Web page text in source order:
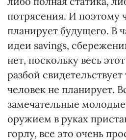
потрясения. И поэтому
планирует будущего. В
идеи savings,
нет, поскольку весь
разбой
человек не планирует.
замечательные
оружием в руках
горлу, все это очень